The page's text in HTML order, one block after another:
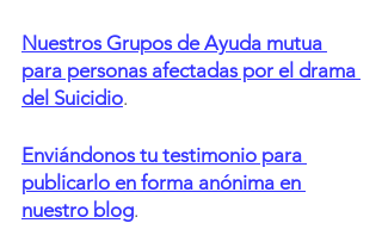
Nuestros Grupos de Ayuda mutua
para personas afectadas por el drama
del Suicidio.
Enviándonos tu testimonio para
publicarlo en forma anónima en
nuestro blog.